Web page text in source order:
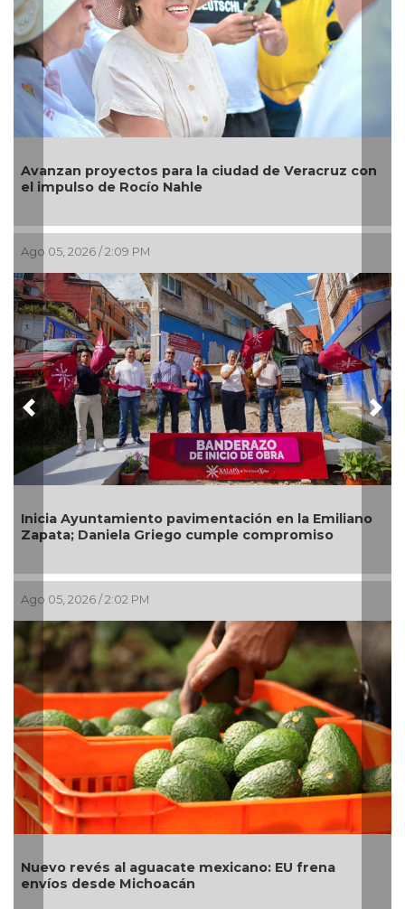
Avanzan proyectos para la ciudad de Veracruz con
el impulso de Rocío Nahle
Ago 05, 2026 / 2:09 PM
Inicia Ayuntamiento pavimentación en la Emiliano
Zapata; Daniela Griego cumple compromiso
Ago 05, 2026 / 2:02 PM
Nuevo revés al aguacate mexicano: EU frena
envíos desde Michoacán
Previous